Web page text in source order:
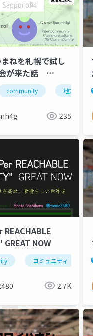
ねを札幌で試し
が来た話
Sapporo編
community 地方xr
235
REACHABLE
GREAT NOW
コミュニティ
2.7K